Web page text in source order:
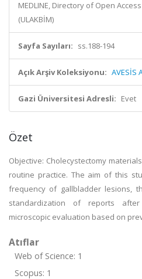
MEDLINE, Directory of Open
(ULAKBİM)
Sayfa Sayıları: ss.188-194
Açık Arşiv Koleksiyonu: AVESİS
Gazi Üniversitesi Adresli: Evet
Özet
Objective: Cholecystectomy
routine practice. The aim of this
frequency of gallbladder lesions,
standardization of reports
microscopic evaluation based on
Atıflar
Web of Science: 1
Scopus: 1